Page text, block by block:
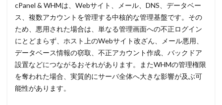
cPanel & WHMは、Webサイト、メール、DNS、データベー
ス、複数アカウントを管理する中核的な管理基盤です。その
ため、悪用された場合は、単なる管理画面への不正ログイン
にとどまらず、ホスト上のWebサイト改ざん、メール悪用、
データベース情報の窃取、不正アカウント作成、バックドア
設置などにつながるおそれがあります。またWHMの管理権限
を奪われた場合、実質的にサーバ全体へ大きな影響が及ぶ可
能性があります。